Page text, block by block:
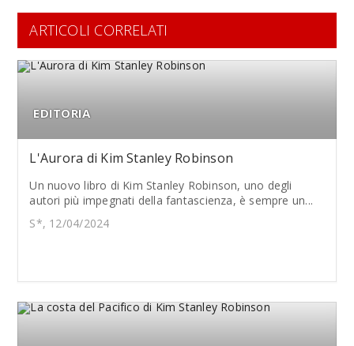
ARTICOLI CORRELATI
EDITORIA
L'Aurora di Kim Stanley Robinson
Un nuovo libro di Kim Stanley Robinson, uno degli
autori più impegnati della fantascienza, è sempre un...
S*, 12/04/2024